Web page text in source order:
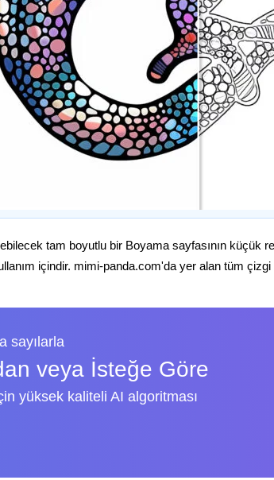
tam boyutlu bir Boyama sayfasının küçük
içindir. mimi-panda.com'da yer alan tüm
sayılarla
veya İsteğe Göre
yüksek kaliteli AI algoritması